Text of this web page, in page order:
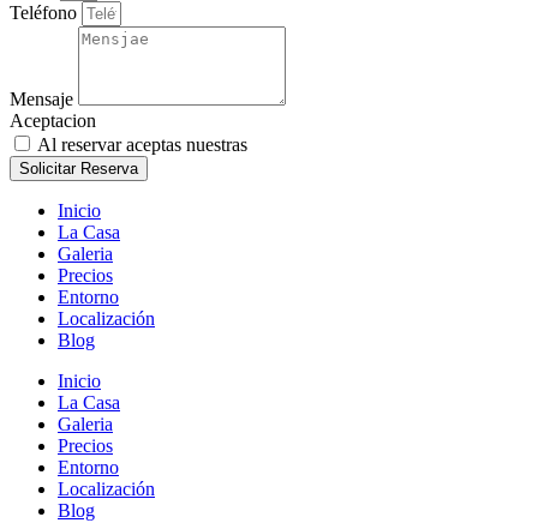
Teléfono
Mensaje
Aceptacion
Al reservar aceptas nuestras
Solicitar Reserva
Inicio
La Casa
Galeria
Precios
Entorno
Localización
Blog
Inicio
La Casa
Galeria
Precios
Entorno
Localización
Blog